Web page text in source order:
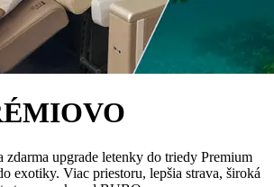
zdarma upgrade letenky do triedy Premium
exotiky. Viac priestoru, lepšia strava, široká